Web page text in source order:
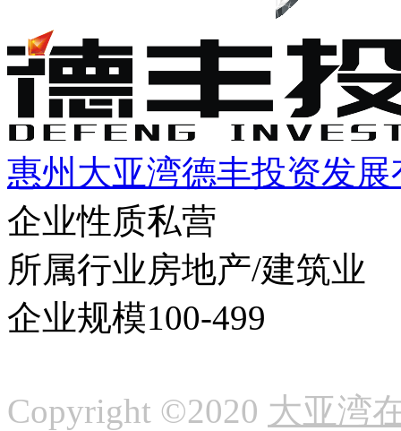
惠州大亚湾德丰投资发
企业性质私营
所属行业房地产/建筑业
企业规模100-499
Copyright ©2020 大亚湾